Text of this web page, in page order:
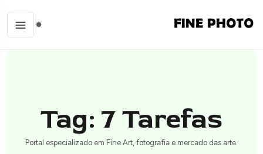
Tag: 7 Tarefas
Portal especializado em Fine Art, fotografia e mercado das arte.